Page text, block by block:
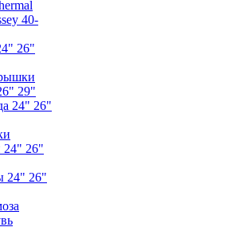
40-
26"
29"
24" 26"
24" 26"
24" 26"